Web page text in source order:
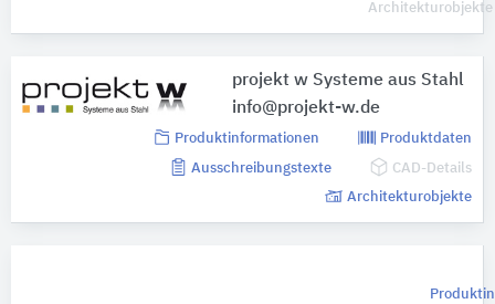
Architekturobjekte
projekt w Systeme aus Stahl
info@projekt-w.de
Produktinformationen Produktdaten
Ausschreibungstexte CAD-Details
Architekturobjekte